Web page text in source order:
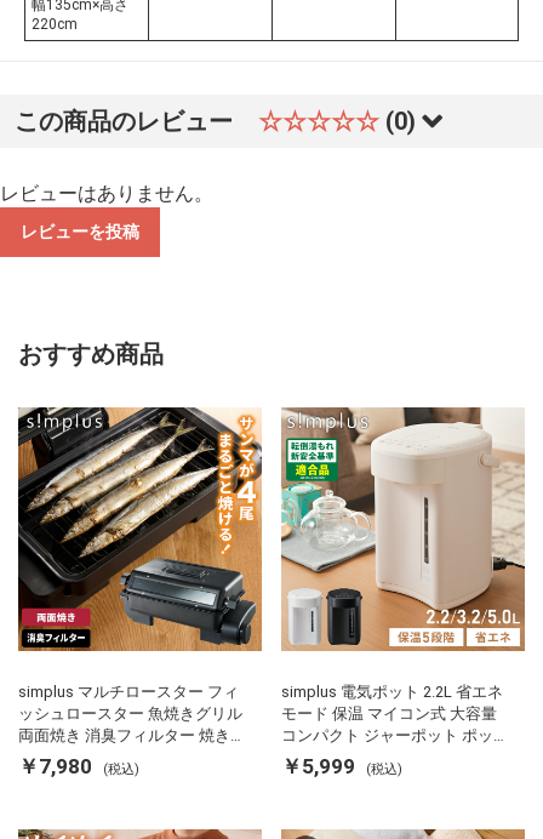
幅135cm×高さ
220cm
この商品のレビュー ☆☆☆☆☆ (0)
レビューはありません。
レビューを投稿
おすすめ商品
simplus マルチロースター フィ
ッシュロースター 魚焼きグリル
両面焼き 消臭フィルター 焼き魚
両面ヒーター タイマー付き SP-
FRS01 マットブラック シンプラ
￥7,980 (税込)
simplus 電気ポット 2.2L 省エネ
モード 保温 マイコン式 大容量
コンパクト ジャーポット ポット
カルキ抜き 空焚き防止 温度調節
軽量 SP-PD22 シンプラス
￥5,999 (税込)